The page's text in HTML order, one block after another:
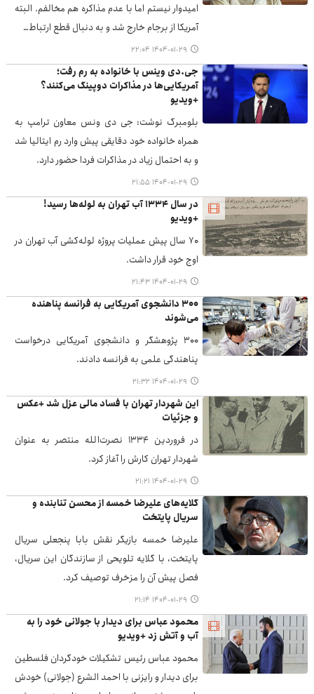
امیدوار نیستم اما با عدم مذاکره هم مخالفم. البته
آمریکا از برجام خارج شد و به دنبال قطع ارتباط…
۱۴۰۴-۰۱-۲۹ ۲۲:۰۴
جی.دی وینس با خانواده به رم رفت؛
آمریکایی‌ها در مذاکرات دوپینگ می‌کنند؟
+ویدیو
بلومبرگ نوشت: جی دی ونس معاون ترامپ به
همراه خانواده خود دقایقی پیش وارد رم ایتالیا شد
و به احتمال زیاد در مذاکرات فردا حضور دارد.
۱۴۰۴-۰۱-۲۹ ۲۱:۵۵
در سال ۱۳۳۴ آب تهران به لوله‌ها رسید!
+ویدیو
۷۰ سال پیش عملیات پروژه لوله‌کشی آب تهران در
اوج خود قرار داشت.
۱۴۰۴-۰۱-۲۹ ۲۱:۴۳
۳۰۰ دانشجوی آمریکایی به فرانسه پناهنده
می‌شوند
۳۰۰ پژوهشگر و دانشجوی آمریکایی درخواست
پناهندگی علمی به فرانسه دادند.
۱۴۰۴-۰۱-۲۹ ۲۱:۳۲
این شهردار تهران با فساد مالی عزل شد +عکس
و جزئیات
در فروردین ۱۳۳۴ نصرت‌الله منتصر به عنوان
شهردار تهران کارش را آغاز کرد.
۱۴۰۴-۰۱-۲۹ ۲۱:۲۱
گلایه‌های علیرضا خمسه از محسن تنابنده و
سریال پایتخت
علیرضا خمسه بازیگر نقش بابا پنجعلی سریال
پایتخت، با گلایه تلویحی از سازندگان این سریال،
فصل پیش آن را مزخرف توصیف کرد.
۱۴۰۴-۰۱-۲۹ ۲۱:۱۴
محمود عباس برای دیدار با جولانی خود را به
آب و آتش زد +ویدیو
محمود عباس رئیس تشکیلات خودگردان فلسطین
برای دیدار و رایزنی با احمد الشرع (جولانی) خودش